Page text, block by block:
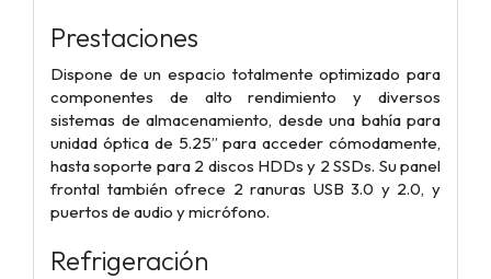
Prestaciones
Dispone de un espacio totalmente optimizado para
componentes de alto rendimiento y diversos
sistemas de almacenamiento, desde una bahía para
unidad óptica de 5.25” para acceder cómodamente,
hasta soporte para 2 discos HDDs y 2 SSDs. Su panel
frontal también ofrece 2 ranuras USB 3.0 y 2.0, y
puertos de audio y micrófono.
Refrigeración